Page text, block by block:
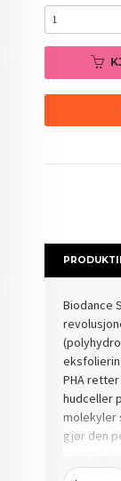
Biodance
PHA
hudceller
molekyler
gjør den
fuktighet